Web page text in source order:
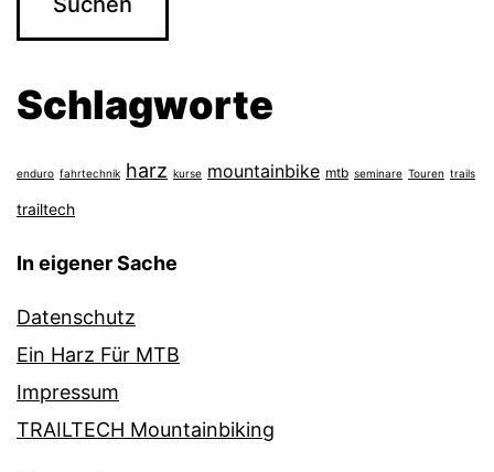
Schlagworte
enduro fahrtechnik harz kurse mountainbike mtb seminare Touren trails
trailtech
In eigener Sache
Datenschutz
Ein Harz Für MTB
Impressum
TRAILTECH Mountainbiking